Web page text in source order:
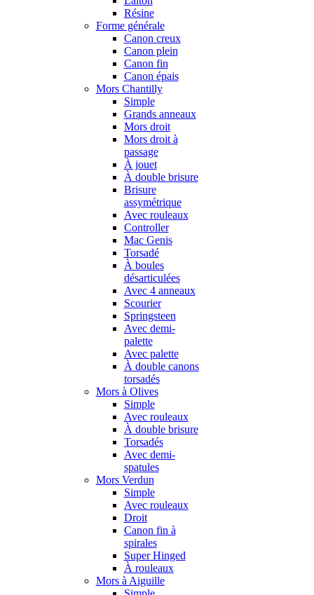
Résine
Forme générale
Canon creux
Canon plein
Canon fin
Canon épais
Mors Chantilly
Simple
Grands anneaux
Mors droit
Mors droit à
passage
À jouet
À double brisure
Brisure
assymétrique
Avec rouleaux
Controller
Mac Genis
Torsadé
À boules
désarticulées
Avec 4 anneaux
Scourier
Springsteen
Avec demi-
palette
Avec palette
À double canons
torsadés
Mors à Olives
Simple
Avec rouleaux
À double brisure
Torsadés
Avec demi-
spatules
Mors Verdun
Simple
Avec rouleaux
Droit
Canon fin à
spirales
Super Hinged
À rouleaux
Mors à Aiguille